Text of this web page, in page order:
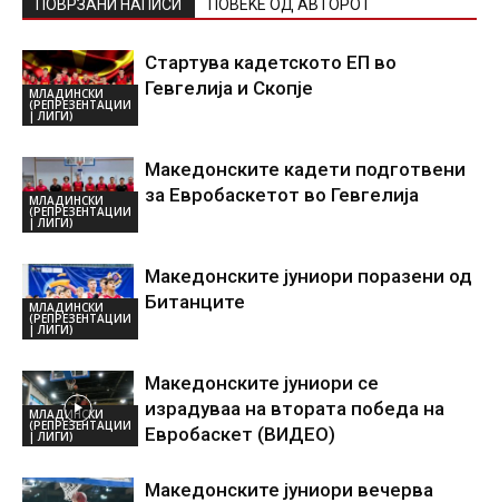
ПОВРЗАНИ НАПИСИ ПОВЕЌЕ ОД АВТОРОТ
МЛАДИНСКИ
(РЕПРЕЗЕНТАЦИИ
| ЛИГИ)
Стартува кадетското ЕП во
Гевгелија и Скопје
МЛАДИНСКИ
(РЕПРЕЗЕНТАЦИИ
| ЛИГИ)
Македонските кадети подготвени
за Евробаскетот во Гевгелија
МЛАДИНСКИ
(РЕПРЕЗЕНТАЦИИ
| ЛИГИ)
Македонските јуниори поразени од
Битанците
МЛАДИНСКИ
(РЕПРЕЗЕНТАЦИИ
| ЛИГИ)
Македонските јуниори се
израдуваа на втората победа на
Евробаскет (ВИДЕО)
Македонските јуниори вечерва